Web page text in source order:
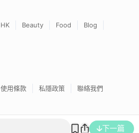
下一篇
HK Beauty Food
Blog
使用條款 私隱政策 聯絡我們